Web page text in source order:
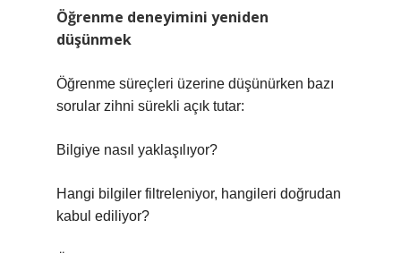
Öğrenme deneyimini yeniden
düşünmek
Öğrenme süreçleri üzerine düşünürken bazı
sorular zihni sürekli açık tutar:
Bilgiye nasıl yaklaşılıyor?
Hangi bilgiler filtreleniyor, hangileri doğrudan
kabul ediliyor?